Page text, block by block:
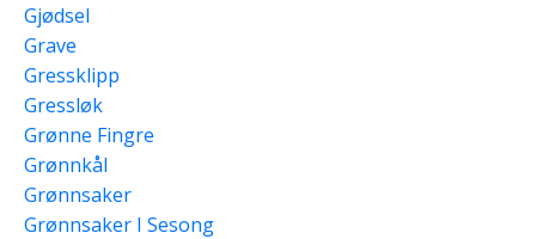
Gjødsel
Grave
Gressklipp
Gressløk
Grønne Fingre
Grønnkål
Grønnsaker
Grønnsaker I Sesong